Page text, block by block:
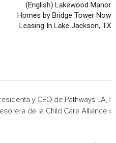
(English) Lakewood Manor
Homes by Bridge Tower Now
Leasing In Lake Jackson, TX
y CEO de Pathways LA,
de la Child Care Alliance of